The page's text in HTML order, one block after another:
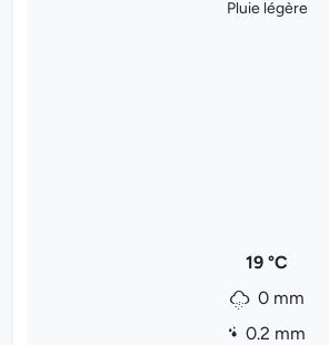
Pluie légère
19 °C
0 mm
0.2 mm